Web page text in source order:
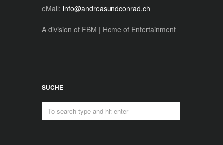
eMail: info@andreasundconrad.ch
A division of FBM | Home of Entertainment
SUCHE